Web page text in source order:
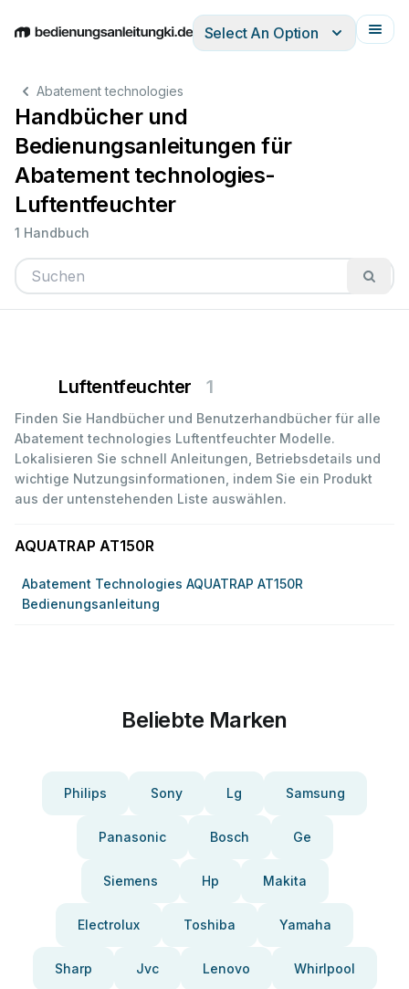
EnglishDeutschEspañolItalianoFrançais
Select An Option
Abatement technologies
Handbücher und
Bedienungsanleitungen für
Abatement technologies-
Luftentfeuchter
1 Handbuch
Luftentfeuchter 1
Finden Sie Handbücher und Benutzerhandbücher für alle
Abatement technologies Luftentfeuchter Modelle.
Lokalisieren Sie schnell Anleitungen, Betriebsdetails und
wichtige Nutzungsinformationen, indem Sie ein Produkt
aus der untenstehenden Liste auswählen.
AQUATRAP AT150R
Abatement Technologies AQUATRAP AT150R
Bedienungsanleitung
Beliebte Marken
Philips Sony Lg Samsung
Panasonic Bosch Ge
Siemens Hp Makita
Electrolux Toshiba Yamaha
Sharp Jvc Lenovo Whirlpool